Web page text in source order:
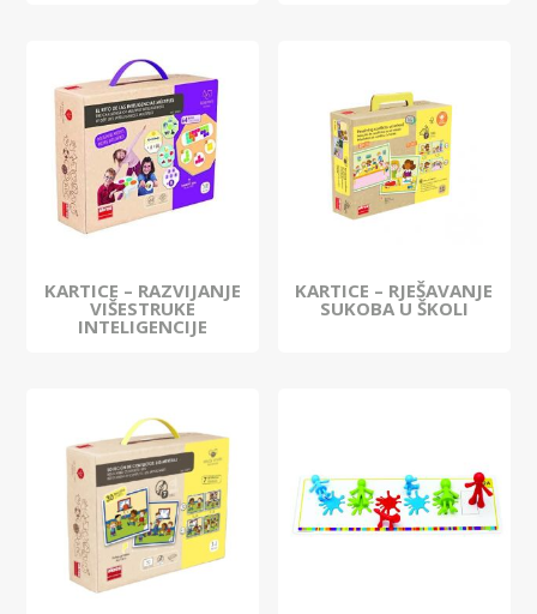
KARTICE – RAZVIJANJE
VIŠESTRUKE
INTELIGENCIJE
KARTICE – RJEŠAVANJE
SUKOBA U ŠKOLI